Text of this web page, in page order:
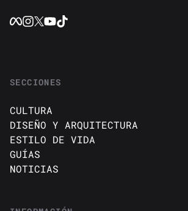
SECCIONES
CULTURA
DISEÑO Y ARQUITECTURA
ESTILO DE VIDA
GUÍAS
NOTICIAS